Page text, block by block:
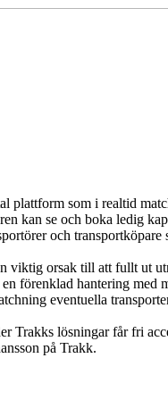
plattform som i realtid
kan se och boka ledig
och
viktig orsak till att fullt ut
förenklad hantering med
eventuella
Trakks lösningar får fri
på Trakk.